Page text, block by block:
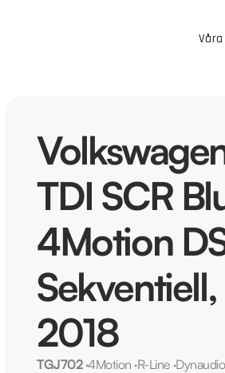
TDI SCR
4Motion
2018
TGJ702·4Motion ·R-Line·